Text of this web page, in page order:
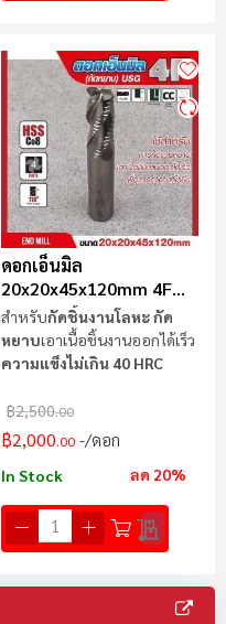
ดอกเอ็นมิล
20x20x45x120mm 4F
(กัดหยาบ) USG
สำหรับกัดชิ้นงานโลหะ กัด
หยาบเอาเนื้อชิ้นงานออกได้เร็ว
ความแข็งไม่เกิน 40 HRC
฿2,500.00
฿2,000.00 /ดอก
In Stock ลด 20%